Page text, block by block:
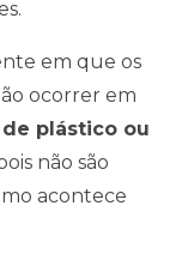
em que os
ocorrer em
plástico ou
não são
acontece